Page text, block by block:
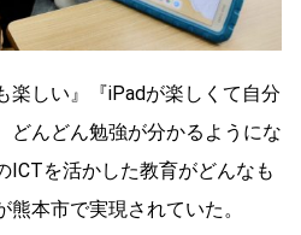
楽しい』『iPadが楽しくて自分
どんどん勉強が分かるようにな
ICTを活かした教育がどんなも
本市で実現されていた。